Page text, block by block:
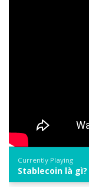
Currently Playing